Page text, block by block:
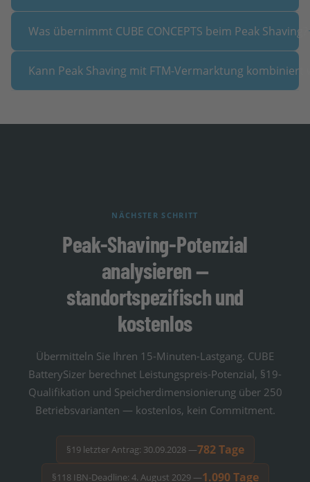
Was übernimmt CUBE CONCEPTS beim Peak Shaving?
Kann Peak Shaving mit FTM-Vermarktung kombiniert
NÄCHSTER SCHRITT
Peak-Shaving-Potenzial
analysieren —
standortspezifisch und
kostenlos
Übermitteln Sie Ihren 15-Minuten-Lastgang. CUBE
BatterySizer berechnet Leistungspreis-Potenzial, §19-
Qualifikation und Speicherdimensionierung über 250
Betriebsvarianten — kostenlos, kein Commitment.
§19 letzter Antrag: 30.09.2028 —782Tage
§118 IBN-Deadline: 4. August 2029 —1.090Tage